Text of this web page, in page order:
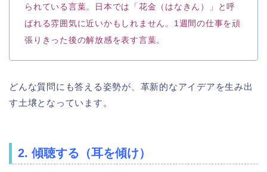
られている言葉。日本では「花金（はなきん）」と呼
ばれる雰囲気に近いかもしれません。1週間の仕事を頑
張りきった後の解放感を表す言葉。
どんな質問にも答える姿勢が、革新的なアイデアを生み出
す土壌となっています。
2. 傾聴する（耳を傾け）